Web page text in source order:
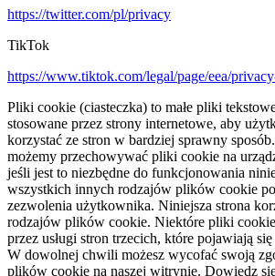
https://twitter.com/pl/privacy
TikTok
https://www.tiktok.com/legal/page/eea/
Pliki cookie (ciasteczka) to małe pliki
stosowane przez strony internetowe, aby
korzystać ze stron w bardziej sprawny
możemy przechowywać pliki cookie na
jeśli jest to niezbędne do funkcjonowania
wszystkich innych rodzajów plików cookie
zezwolenia użytkownika. Niniejsza strona
rodzajów plików cookie. Niektóre pliki cookie
przez usługi stron trzecich, które pojawiają
W dowolnej chwili możesz wycofać swoją
plików cookie na naszej witrynie. Dowiedz